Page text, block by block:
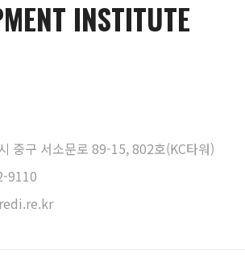
INSTITUTE
중구 서소문로 89-15, 802호(KC타워)
9110